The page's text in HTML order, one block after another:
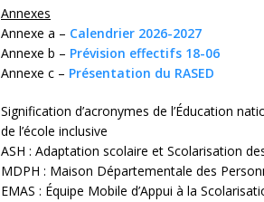
Annexes
Annexe a – Calendrier 2026-2027
Annexe b – Prévision effectifs 18-06
Annexe c – Présentation du RASED
Signification d’acronymes de l’Éducation
de l’école inclusive
ASH : Adaptation scolaire et Scolarisation
MDPH : Maison Départementale des
EMAS : Équipe Mobile d’Appui à la